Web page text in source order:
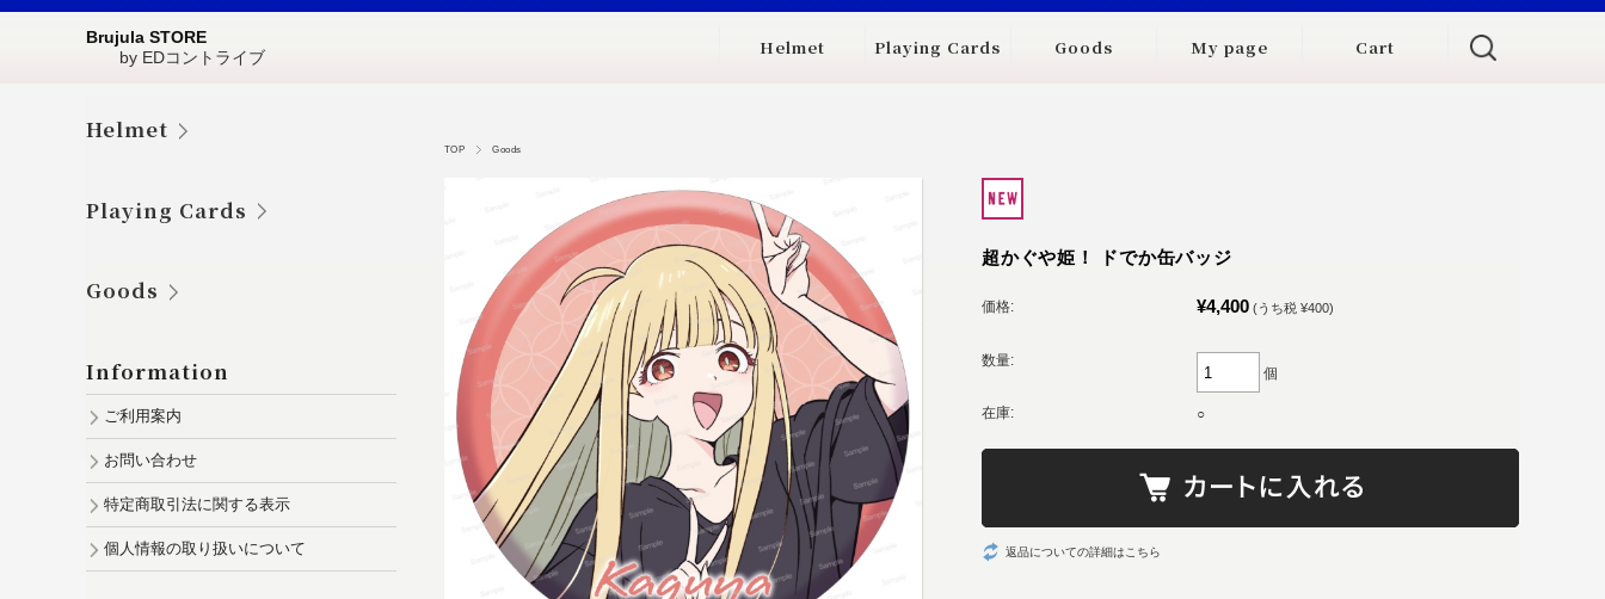
Brujula STORE
by EDコントライブ
Helmet Playing Cards Goods My page Cart
TOP Goods
超かぐや姫！ ドでか缶バッジ
価格: ¥4,400 (うち税 ¥400)
数量:
個
在庫: ○
返品についての詳細はこちら
Helmet
Playing Cards
Goods
Information
ご利用案内
お問い合わせ
特定商取引法に関する表示
個人情報の取り扱いについて